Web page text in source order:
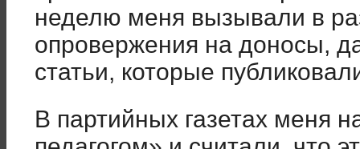
неделю меня вызывали в
опровержения на доносы,
статьи, которые
В партийных газетах меня